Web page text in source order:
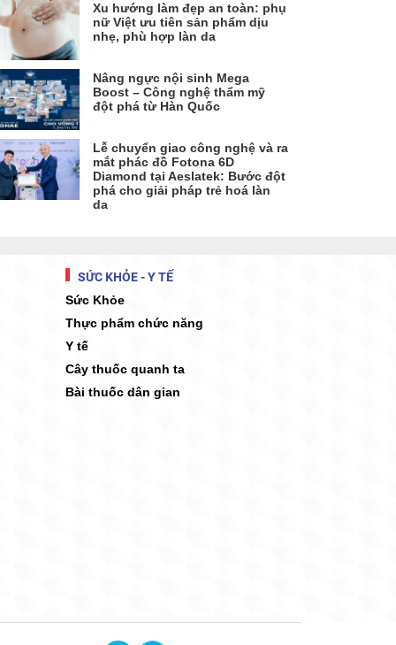
Xu hướng làm đẹp an toàn: phụ
nữ Việt ưu tiên sản phẩm dịu
nhẹ, phù hợp làn da
Nâng ngực nội sinh Mega
Boost – Công nghệ thẩm mỹ
đột phá từ Hàn Quốc
Lễ chuyển giao công nghệ và ra
mắt phác đồ Fotona 6D
Diamond tại Aeslatek: Bước đột
phá cho giải pháp trẻ hoá làn
da
SỨC KHỎE - Y TẾ
Sức Khỏe
Thực phẩm chức năng
Y tế
Cây thuốc quanh ta
Bài thuốc dân gian